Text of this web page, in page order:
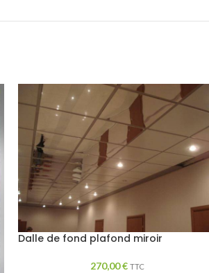
Dalle de fond plafond miroir
270,00€ TTC